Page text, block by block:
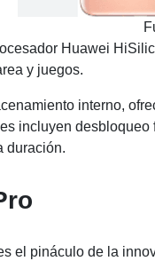
Huawei
y juegos.
interno,
incluyen
duración.
el pináculo de la